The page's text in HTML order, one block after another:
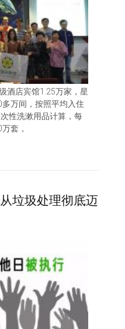
酒店宾馆1.25万家，星
万间，按照平均入住
性洗漱用品计算，每
套，
垃圾处理彻底迈